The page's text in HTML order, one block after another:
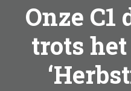
Onze C1
trots